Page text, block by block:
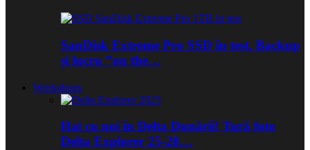
SanDisk Extreme Pro SSD în test. Backup
și lucru ”on the…
Workshops
Hai cu noi în Delta Dunării! Tură foto
Delta Explorer 25-28…